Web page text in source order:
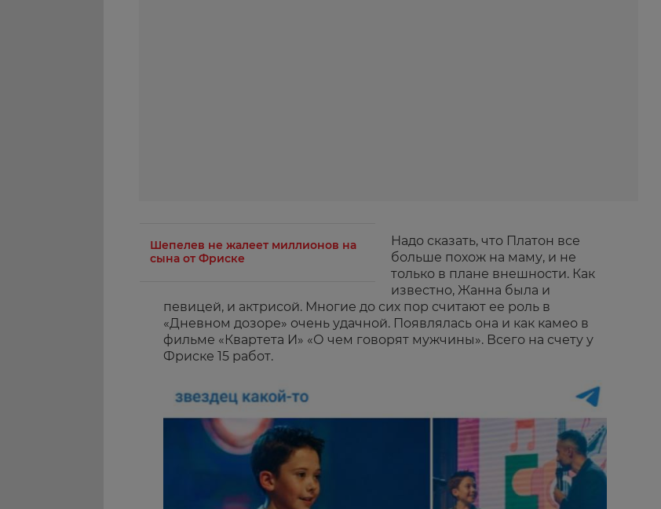
Шепелев не жалеет миллионов на
сына от Фриске
Надо сказать, что Платон все
больше похож на маму, и не
только в плане внешности. Как
известно, Жанна была и
певицей, и актрисой. Многие до сих пор считают ее роль в
«Дневном дозоре» очень удачной. Появлялась она и как камео в
фильме «Квартета И» «О чем говорят мужчины». Всего на счету у
Фриске 15 работ.